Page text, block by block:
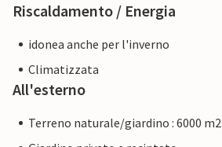
Riscaldamento / Energia
idonea anche per l'inverno
Climatizzata
All'esterno
Terreno naturale/giardino : 6000 m2